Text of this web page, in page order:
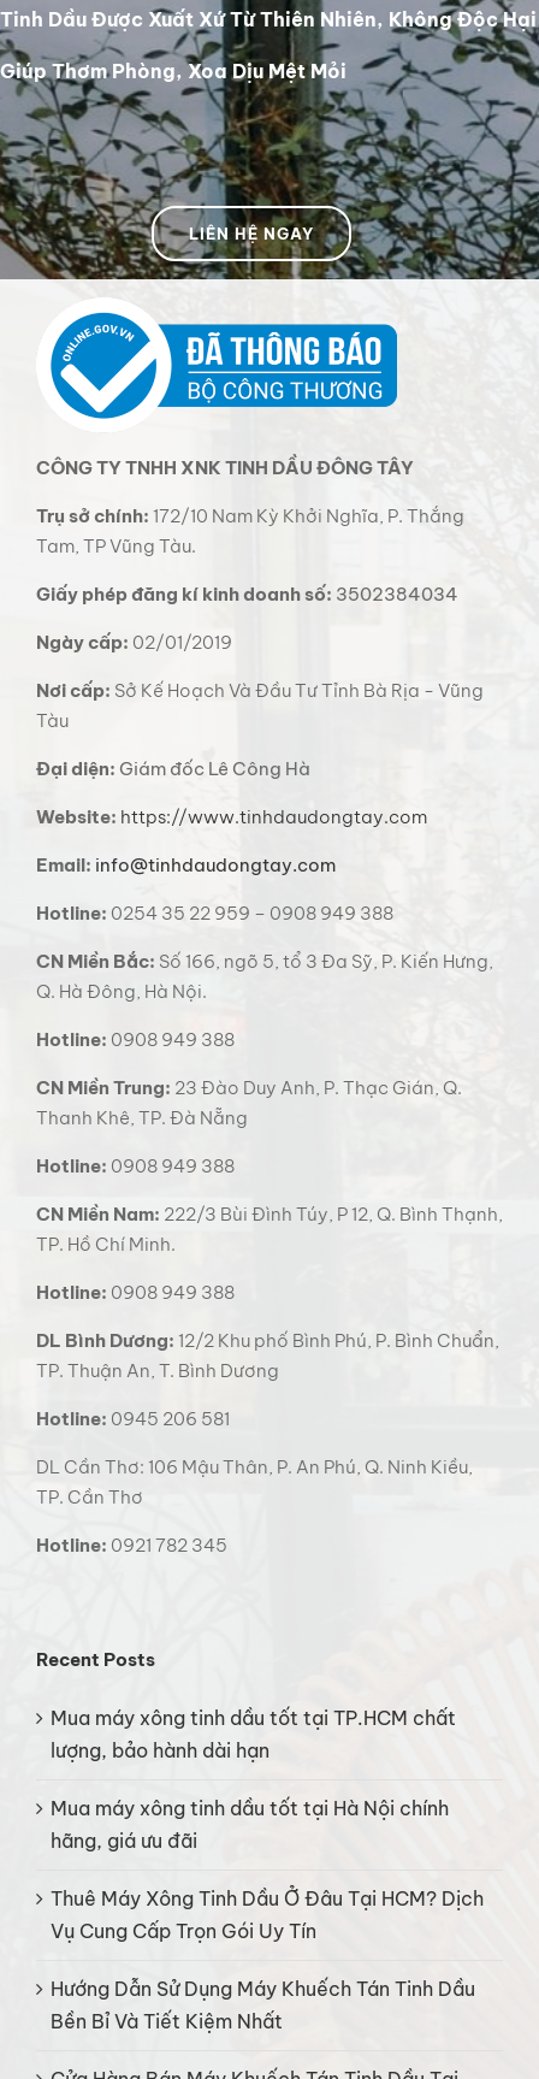
Tinh Dầu Được Xuất Xứ Từ Thiên Nhiên, Không Độc Hại
Giúp Thơm Phòng, Xoa Dịu Mệt Mỏi
LIÊN HỆ NGAY
CÔNG TY TNHH XNK TINH DẦU ĐÔNG TÂY
Trụ sở chính: 172/10 Nam Kỳ Khởi Nghĩa, P. Thắng
Tam, TP Vũng Tàu.
Giấy phép đăng kí kinh doanh số: 3502384034
Ngày cấp: 02/01/2019
Nơi cấp: Sở Kế Hoạch Và Đầu Tư Tỉnh Bà Rịa - Vũng
Tàu
Đại diện: Giám đốc Lê Công Hà
Website: https://www.tinhdaudongtay.com
Email: info@tinhdaudongtay.com
Hotline: 0254 35 22 959 – 0908 949 388
CN Miền Bắc: Số 166, ngõ 5, tổ 3 Đa Sỹ, P. Kiến Hưng,
Q. Hà Đông, Hà Nội.
Hotline: 0908 949 388
CN Miền Trung: 23 Đào Duy Anh, P. Thạc Gián, Q.
Thanh Khê, TP. Đà Nẵng
Hotline: 0908 949 388
CN Miền Nam: 222/3 Bùi Đình Túy, P 12, Q. Bình Thạnh,
TP. Hồ Chí Minh.
Hotline: 0908 949 388
DL Bình Dương: 12/2 Khu phố Bình Phú, P. Bình Chuẩn,
TP. Thuận An, T. Bình Dương
Hotline: 0945 206 581
DL Cần Thơ: 106 Mậu Thân, P. An Phú, Q. Ninh Kiều,
TP. Cần Thơ
Hotline: 0921 782 345
Recent Posts
Mua máy xông tinh dầu tốt tại TP.HCM chất
lượng, bảo hành dài hạn
Mua máy xông tinh dầu tốt tại Hà Nội chính
hãng, giá ưu đãi
Thuê Máy Xông Tinh Dầu Ở Đâu Tại HCM? Dịch
Vụ Cung Cấp Trọn Gói Uy Tín
Hướng Dẫn Sử Dụng Máy Khuếch Tán Tinh Dầu
Bền Bỉ Và Tiết Kiệm Nhất